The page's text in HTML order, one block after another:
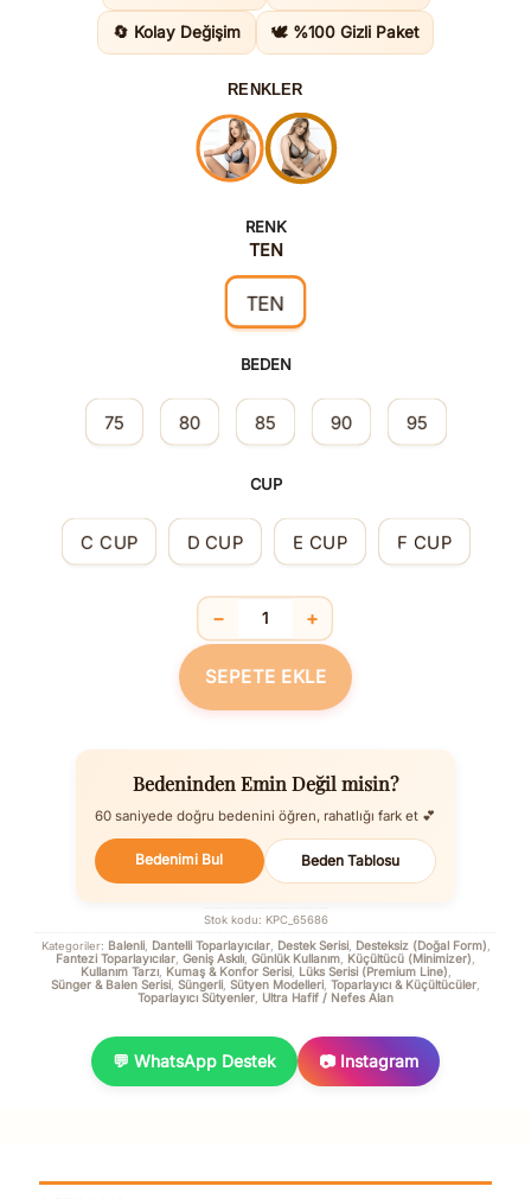
🔄 Kolay Değişim 🕊️ %100 Gizli Paket
RENKLER
RENK
TEN
TEN
BEDEN
75 80 85 90 95
CUP
C CUP D CUP E CUP F CUP
Dantel Detaylı Süngerli Minimizer
− +
SEPETE EKLE
Bedeninden Emin Değil misin?
60 saniyede doğru bedenini öğren, rahatlığı fark et 💕
Bedenimi Bul Beden Tablosu
Stok kodu: KPC_65686
Kategoriler: Balenli, Dantelli Toparlayıcılar, Destek Serisi, Desteksiz (Doğal Form)
Fantezi Toparlayıcılar Geniş Askılı Günlük Kullanım Küçültücü (Minimizer)
Kullanım Tarzı, Kumaş & Konfor Serisi, Lüks Serisi (Premium Line)
Sünger & Balen Serisi Süngerli Sütyen Modelleri Toparlayıcı & Küçültücüler
Toparlayıcı Sütyenler Ultra Hafif / Nefes Alan
💬 WhatsApp Destek 📷 Instagram